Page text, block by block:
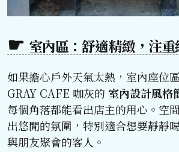
室內區：舒適精緻，注
如果擔心戶外天氣太熱，室內座位
GRAY CAFE 咖灰的 室內設計風格
每個角落都能看出店主的用心。空
出悠閒的氛圍，特別適合想要靜靜
與朋友聚會的客人。